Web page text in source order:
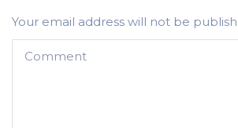
Your email address will not be